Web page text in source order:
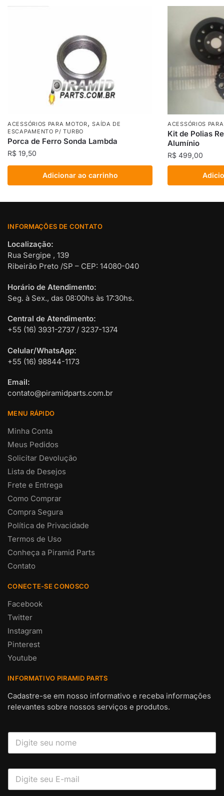
ACESSÓRIOS PARA MOTOR,SAÍDA DE
ESCAPAMENTO P/ TURBO
Porca de Ferro Sonda Lambda
R$ 19,50
Adicionar ao carrinho
ACESSÓRIOS
Kit de Polias
Alumínio
R$ 499,00
INFORMAÇÕES DE CONTATO
Localização:
Rua Sergipe , 139
Ribeirão Preto /SP – CEP: 14080-040
Horário de Atendimento:
Seg. à Sex., das 08:00hs às 17:30hs.
Central de Atendimento:
+55 (16) 3931-2737 / 3237-1374
Celular/WhatsApp:
+55 (16) 98844-1173
Email:
contato@piramidparts.com.br
MENU RÁPIDO
Minha Conta
Meus Pedidos
Solicitar Devolução
Lista de Desejos
Frete e Entrega
Como Comprar
Compra Segura
Política de Privacidade
Termos de Uso
Conheça a Piramid Parts
Contato
CONECTE-SE CONOSCO
Facebook
Twitter
Instagram
Pinterest
Youtube
INFORMATIVO PIRAMID PARTS
Cadastre-se em nosso informativo e receba informações
relevantes sobre nossos serviços e produtos.